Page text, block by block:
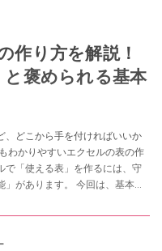
作り方を解説！
褒められる基本
、どこから手を付ければいいか
わかりやすいエクセルの表の作
で「使える表」を作るには、守
があります。 今回は、基本の